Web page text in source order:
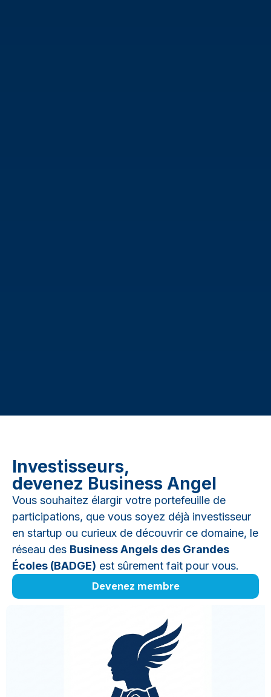
Investisseurs,
devenez Business Angel
Vous souhaitez élargir votre portefeuille de
participations, que vous soyez déjà investisseur
en startup ou curieux de découvrir ce domaine, le
réseau des Business Angels des Grandes
Écoles (BADGE) est sûrement fait pour vous.
Devenez membre